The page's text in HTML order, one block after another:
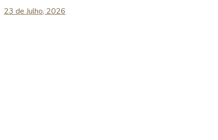
23 de Julho, 2026